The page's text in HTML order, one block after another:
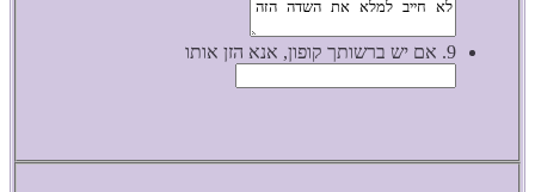
9. אם יש ברשותך קופון, אנא הזן אותו